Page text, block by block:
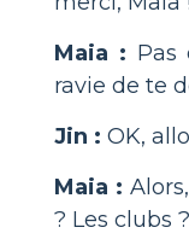
Maia : Pas
ravie de te
Jin : OK,
Maia :
? Les clubs